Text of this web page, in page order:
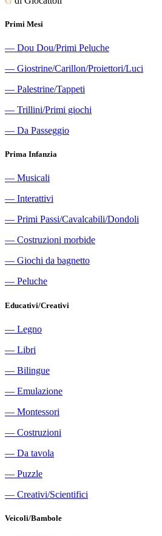
Primi Mesi
― Dou Dou/Primi Peluche
― Giostrine/Carillon/Proiettori/Luci
― Palestrine/Tappeti
― Trillini/Primi giochi
― Da Passeggio
Prima Infanzia
― Musicali
― Interattivi
― Primi Passi/Cavalcabili/Dondoli
― Costruzioni morbide
― Giochi da bagnetto
― Peluche
Educativi/Creativi
― Legno
― Libri
― Bilingue
― Emulazione
― Montessori
― Costruzioni
― Da tavola
― Puzzle
― Creativi/Scientifici
Veicoli/Bambole